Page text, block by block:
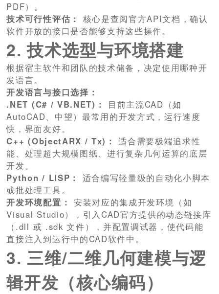
PDF）。
技术可行性评估：
核心是查阅官方API文档，确认
软件开放的接口是否能够支持这些操作。
2. 技术选型与环境搭建
根据宿主软件和团队的技术储备，决定使用哪种开
发语言。
开发语言与接口选择：
.NET (C# / VB.NET)：
目前主流CAD（如
AutoCAD、中望）最常用的开发方式，运行速度
快，界面友好。
C++ (ObjectARX / Tx)：
适合需要极端追求性
能、处理超大规模图纸、进行复杂几何运算的底层
开发。
Python / LISP：
适合编写轻量级的自动化小脚本
或批处理工具。
开发环境配置：
安装对应的集成开发环境（如
Visual Studio），引入CAD官方提供的动态链接库
（.dll 或 .sdk 文件），并配置调试器，使代码能
直接注入到运行中的CAD软件中。
3. 三维/二维几何建模与逻
辑开发（核心编码）